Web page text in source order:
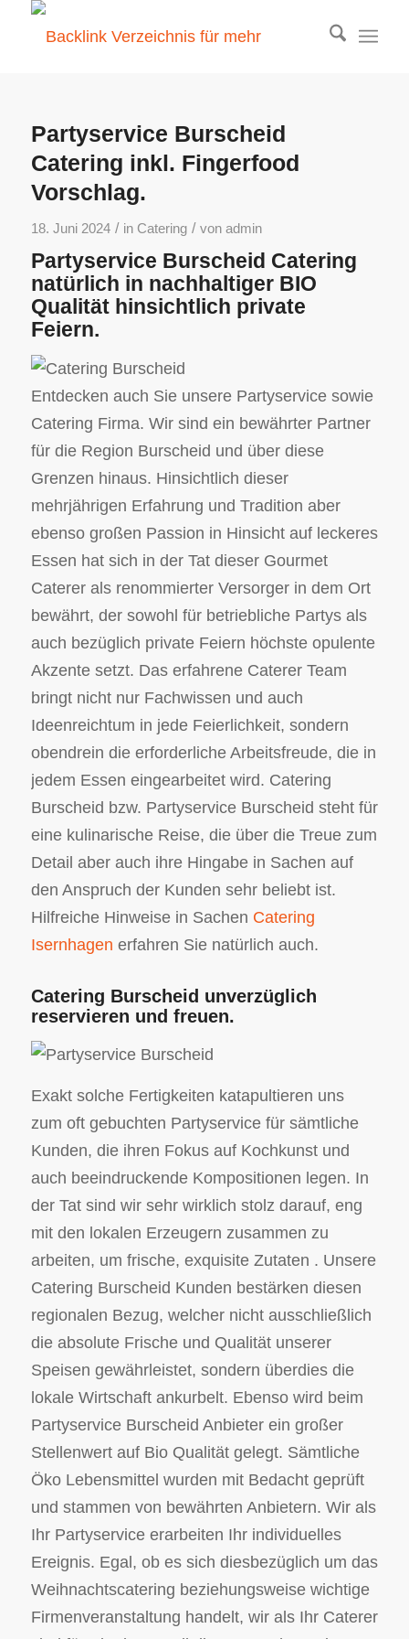
Partyservice Burscheid
Catering inkl. Fingerfood
Vorschlag.
18. Juni 2024 / in Catering / von admin
Partyservice Burscheid Catering
natürlich in nachhaltiger BIO
Qualität hinsichtlich private
Feiern.
Entdecken auch Sie unsere Partyservice sowie
Catering Firma. Wir sind ein bewährter Partner
für die Region Burscheid und über diese
Grenzen hinaus. Hinsichtlich dieser
mehrjährigen Erfahrung und Tradition aber
ebenso großen Passion in Hinsicht auf leckeres
Essen hat sich in der Tat dieser Gourmet
Caterer als renommierter Versorger in dem Ort
bewährt, der sowohl für betriebliche Partys als
auch bezüglich private Feiern höchste opulente
Akzente setzt. Das erfahrene Caterer Team
bringt nicht nur Fachwissen und auch
Ideenreichtum in jede Feierlichkeit, sondern
obendrein die erforderliche Arbeitsfreude, die in
jedem Essen eingearbeitet wird. Catering
Burscheid bzw. Partyservice Burscheid steht für
eine kulinarische Reise, die über die Treue zum
Detail aber auch ihre Hingabe in Sachen auf
den Anspruch der Kunden sehr beliebt ist.
Hilfreiche Hinweise in Sachen Catering
Isernhagen erfahren Sie natürlich auch.
Catering Burscheid unverzüglich
reservieren und freuen.
Exakt solche Fertigkeiten katapultieren uns
zum oft gebuchten Partyservice für sämtliche
Kunden, die ihren Fokus auf Kochkunst und
auch beeindruckende Kompositionen legen. In
der Tat sind wir sehr wirklich stolz darauf, eng
mit den lokalen Erzeugern zusammen zu
arbeiten, um frische, exquisite Zutaten . Unsere
Catering Burscheid Kunden bestärken diesen
regionalen Bezug, welcher nicht ausschließlich
die absolute Frische und Qualität unserer
Speisen gewährleistet, sondern überdies die
lokale Wirtschaft ankurbelt. Ebenso wird beim
Partyservice Burscheid Anbieter ein großer
Stellenwert auf Bio Qualität gelegt. Sämtliche
Öko Lebensmittel wurden mit Bedacht geprüft
und stammen von bewährten Anbietern. Wir als
Ihr Partyservice erarbeiten Ihr individuelles
Ereignis. Egal, ob es sich diesbezüglich um das
Weihnachtscatering beziehungsweise wichtige
Firmenveranstaltung handelt, wir als Ihr Caterer